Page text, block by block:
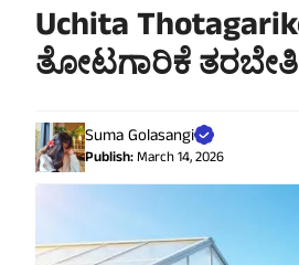
Uchita
ತೋಟಗಾರಿಕೆ
Suma Golasangi
Publish:March 14, 2026